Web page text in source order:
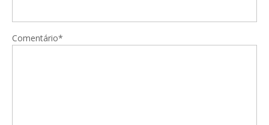
Comentário*